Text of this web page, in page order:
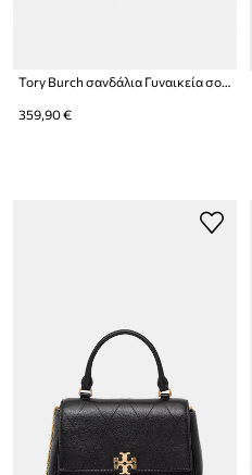
359,90 €